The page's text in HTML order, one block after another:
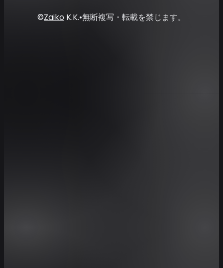
©Zaiko K.K.•無断複写・転載を禁じます。